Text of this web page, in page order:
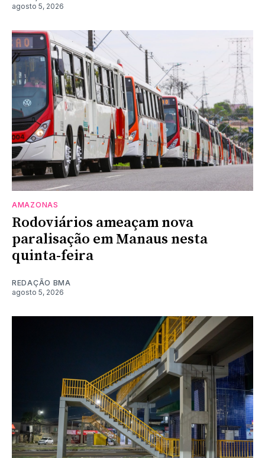
agosto 5, 2026
AMAZONAS
Rodoviários ameaçam nova
paralisação em Manaus nesta
quinta-feira
REDAÇÃO BMA
agosto 5, 2026